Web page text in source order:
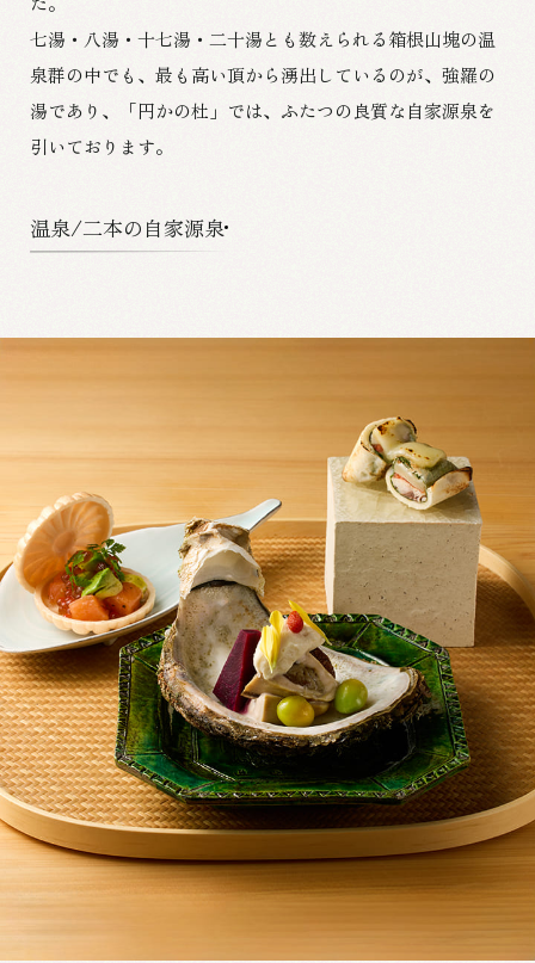
七湯・八湯・十七湯・二十湯とも数えられる箱根山塊の温
泉群の中でも、最も高い頂から湧出しているのが、強羅の
湯であり、
「円かの杜」では、ふたつの良質な自家源泉を
引いております。
温泉/二本の自家源泉